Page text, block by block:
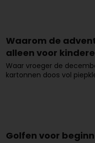
Waarom de
alleen voor
Waar vroeger de
kartonnen doos vol
Golfen voor